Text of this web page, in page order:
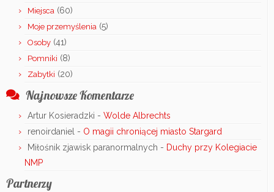
Miejsca (60)
Moje przemyślenia (5)
Osoby (41)
Pomniki (8)
Zabytki (20)
Najnowsze Komentarze
Artur Kosieradzki - Wolde Albrechts
renoirdaniel - O magii chroniącej miasto Stargard
Miłośnik zjawisk paranormalnych - Duchy przy Kolegiacie
NMP
Partnerzy